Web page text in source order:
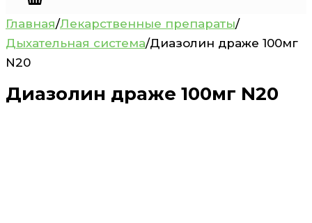
Главная/Лекарственные препараты/
Дыхательная система/Диазолин драже 100мг
N20
Диазолин драже 100мг N20